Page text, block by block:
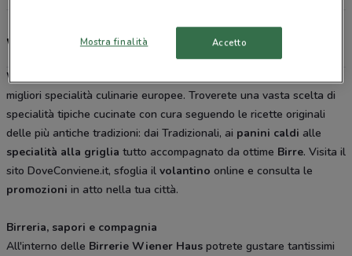
Wiener Haus, offerte e negozi
Wiener Haus
migliori specialità culinarie europee. Troverete una vasta scelta di
specialità tipiche cucinate con cura seguendo le ricette originali
delle più antiche tradizioni: dai Tradizionali, ai panini caldi alle
specialità alla griglia tutto accompagnato da ottime Birre. Visita il
sito DoveConviene.it, sfoglia il volantino online e consulta le
promozioni in atto nella tua città.
Birreria, sapori e compagnia
All'interno delle Birrerie Wiener Haus potrete gustare tantissimi
Mostra finalità Accetto